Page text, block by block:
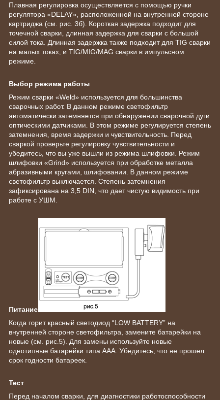
Плавная регулировка осуществляется с помощью ручки
регулятора «DELAY», расположенной на внутренней стороне
картриджа (см. рис. 3б). Короткая задержка подходит для
точечной сварки, длинная задержка для сварки с большой
силой тока. Длинная задержка также подходит для TIG сварки
на малых токах, и TIG/MIG/MAG сварки в импульсном
режиме.
Выбор режима работы
Режим сварки «Weld» используется для большинства
сварочных работ. В данном режиме светофильтр
автоматически затемняется при обнаружении сварочной дуги
оптическими датчиками. В этом режиме регулируется степень
затемнения, время задержки и чувствительность. Перед
сваркой проверьте регулировку чувствительности и
убедитесь, что вы уже вышли из режима шлифовки. Режим
шлифовки «Grind» используется при обработке металла
абразивными кругами, шлифовании. В данном режиме
светофильтр выключается. Степень затемнения
зафиксирована на 3,5 DIN, что дает чистую видимость при
работе с УШМ.
Питание
Когда горит красный светодиод “LOW BATTERY” на
внутренней стороне светофильтра, замените батарейки на
новые (см. рис.5). Для замены используйте новые
однотипные батарейки типа ААА. Убедитесь, что не прошел
срок годности батареек.
Тест
Перед началом сварки, для диагностики работоспособности